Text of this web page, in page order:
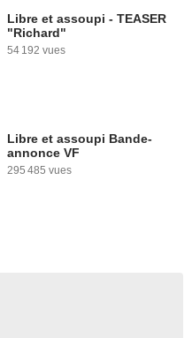
Libre et assoupi - TEASER
"Richard"
54 192 vues
Libre et assoupi Bande-
annonce VF
295 485 vues